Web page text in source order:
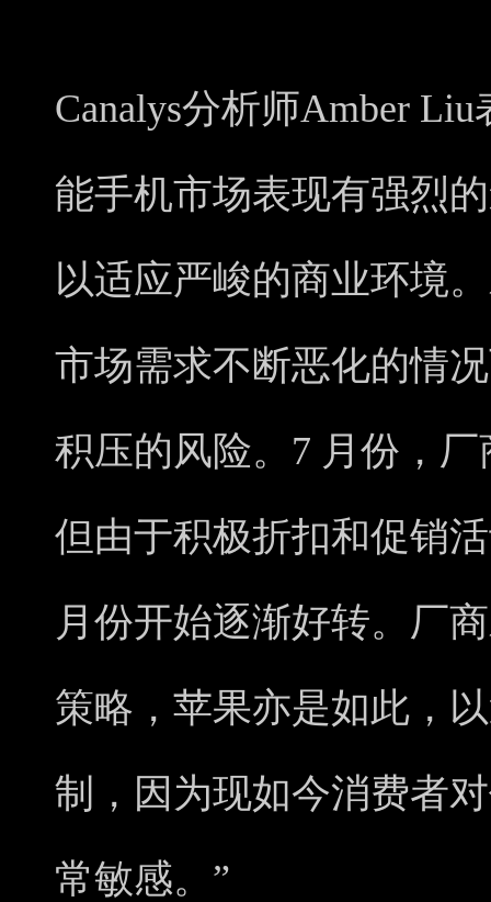
Canalys分析师Amber
能手机市场表现有强烈
以适应严峻的商业环境
市场需求不断恶化的情
积压的风险。7 月份，
但由于积极折扣和促销
月份开始逐渐好转。厂
策略，苹果亦是如此，
制，因为现如今消费者
常敏感。”